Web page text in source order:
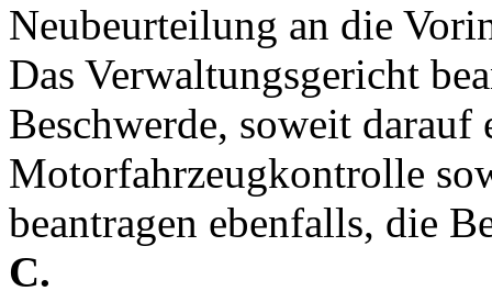
Neubeurteilung an die
Das Verwaltungsgericht
Beschwerde, soweit darauf
Motorfahrzeugkontrolle
beantragen ebenfalls, die
C.